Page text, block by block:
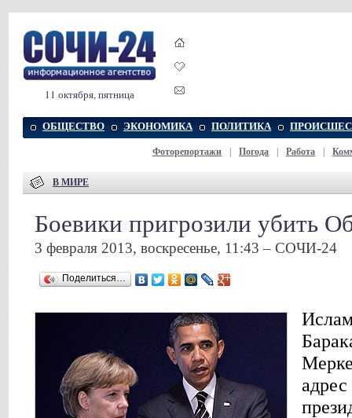
11 октября, пятница
ОБЩЕСТВО ЭКОНОМИКА ПОЛИТИКА
Фоторепортажи Погода Работа
В МИРЕ
Боевики пригрозили убить
3 февраля 2013, воскресенье, 11:43 – СОЧИ-24
Поделиться…